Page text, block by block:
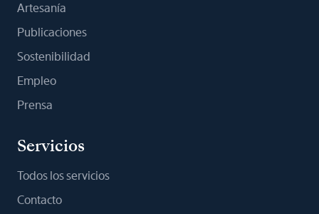
Artesanía
Publicaciones
Sostenibilidad
Empleo
Prensa
Servicios
Todos los servicios
Contacto